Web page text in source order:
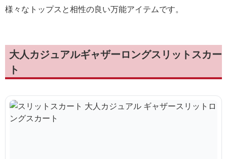
様々なトップスと相性の良い万能アイテムです。
大人カジュアルギャザーロングスリットスカー
ト